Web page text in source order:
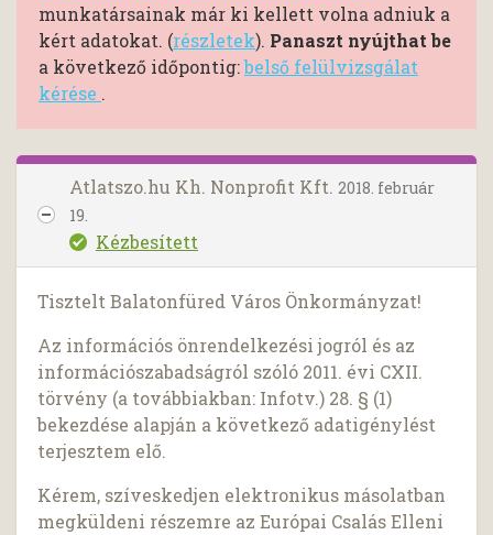
munkatársainak már ki kellett volna adniuk a
kért adatokat. (részletek). Panaszt nyújthat be
a következő időpontig:belső felülvizsgálat
kérése .
Atlatszo.hu Kh. Nonprofit Kft. 2018. február
19.
Kézbesített
Tisztelt Balatonfüred Város Önkormányzat!
Az információs önrendelkezési jogról és az
információszabadságról szóló 2011. évi CXII.
törvény (a továbbiakban: Infotv.) 28. § (1)
bekezdése alapján a következő adatigénylést
terjesztem elő.
Kérem, szíveskedjen elektronikus másolatban
megküldeni részemre az Európai Csalás Elleni